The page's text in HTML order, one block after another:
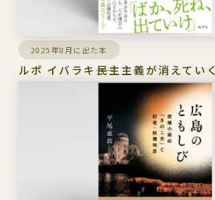
2025年8月に出た本
ルポ イバラキ――民主主義が消えていく